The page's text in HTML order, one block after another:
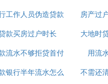
违规操作贷款
工作人员伪造贷款
人签字
房产过
款买房过户时长 大地时
流水不够拒贷首付 用流
银行半年流水怎么 不需还